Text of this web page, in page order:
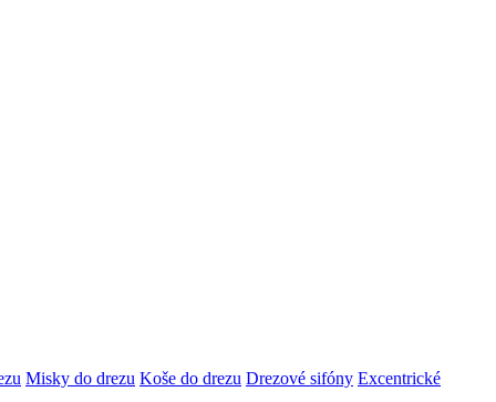
Misky do drezu Koše do drezu Drezové sifóny Excentrické